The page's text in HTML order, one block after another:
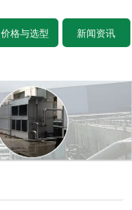
价格与选型 新闻资讯